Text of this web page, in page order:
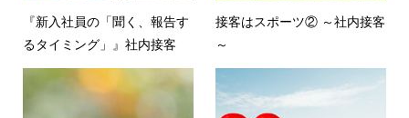
『新入社員の「聞く、報告す
るタイミング」』社内接客
接客はスポーツ② ～社内接客
～